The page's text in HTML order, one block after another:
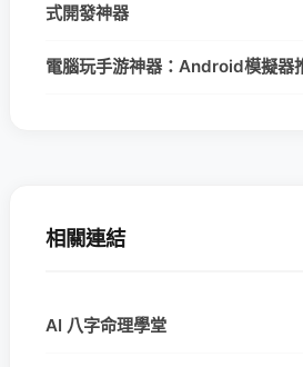
式開發神器
電腦玩手游神器：Android模擬器
相關連結
AI 八字命理學堂